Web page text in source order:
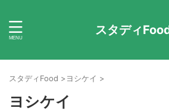
スタディ
スタディFood >ヨシケイ >
ヨシケイ